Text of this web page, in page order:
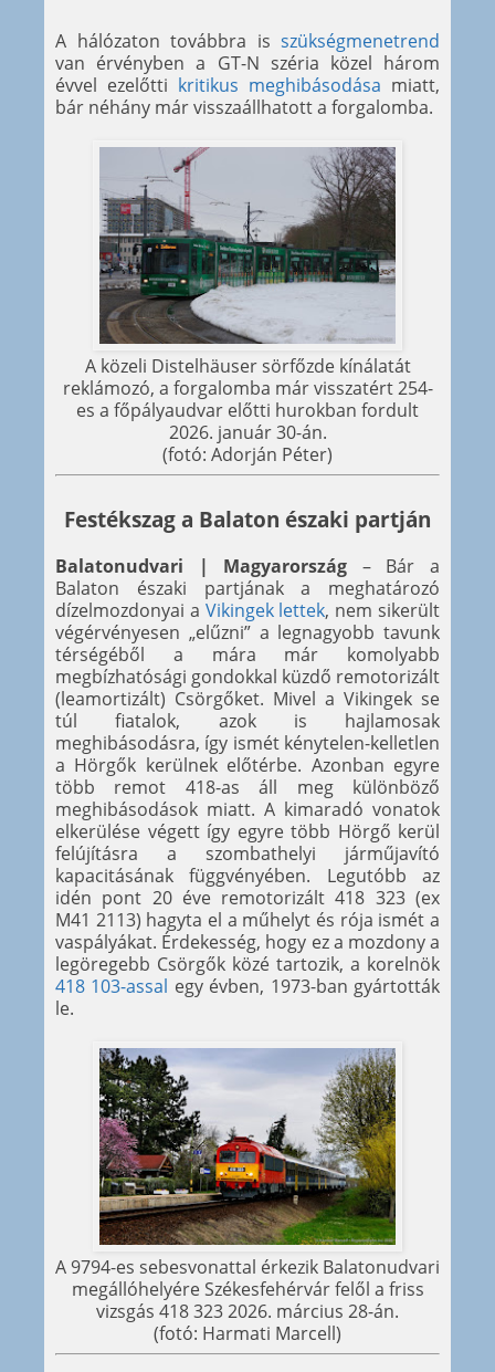
A hálózaton továbbra is szükségmenetrend
van érvényben a GT-N széria közel három
évvel ezelőtti kritikus meghibásodása miatt,
bár néhány már visszaállhatott a forgalomba.
A közeli Distelhäuser sörfőzde kínálatát
reklámozó, a forgalomba már visszatért 254-
es a főpályaudvar előtti hurokban fordult
2026. január 30-án.
(fotó: Adorján Péter)
Festékszag a Balaton északi partján
Balatonudvari | Magyarország – Bár a
Balaton északi partjának a meghatározó
dízelmozdonyai a Vikingek lettek, nem sikerült
végérvényesen „elűzni” a legnagyobb tavunk
térségéből a mára már komolyabb
megbízhatósági gondokkal küzdő remotorizált
(leamortizált) Csörgőket. Mivel a Vikingek se
túl fiatalok, azok is hajlamosak
meghibásodásra, így ismét kénytelen-kelletlen
a Hörgők kerülnek előtérbe. Azonban egyre
több remot 418-as áll meg különböző
meghibásodások miatt. A kimaradó vonatok
elkerülése végett így egyre több Hörgő kerül
felújításra a szombathelyi járműjavító
kapacitásának függvényében. Legutóbb az
idén pont 20 éve remotorizált 418 323 (ex
M41 2113) hagyta el a műhelyt és rója ismét a
vaspályákat. Érdekesség, hogy ez a mozdony a
legöregebb Csörgők közé tartozik, a korelnök
418 103-assal egy évben, 1973-ban gyártották
le.
A 9794-es sebesvonattal érkezik Balatonudvari
megállóhelyére Székesfehérvár felől a friss
vizsgás 418 323 2026. március 28-án.
(fotó: Harmati Marcell)